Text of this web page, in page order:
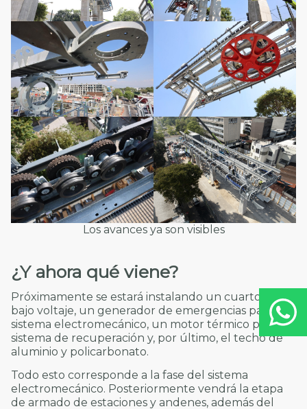
Los avances ya son visibles
¿Y ahora qué viene?
Próximamente se estará instalando un cuarto de
bajo voltaje, un generador de emergencias para el
sistema electromecánico, un motor térmico para el
sistema de recuperación y, por último, el techo de
aluminio y policarbonato.
Todo esto corresponde a la fase del sistema
electromecánico. Posteriormente vendrá la etapa
de armado de estaciones y andenes, además del